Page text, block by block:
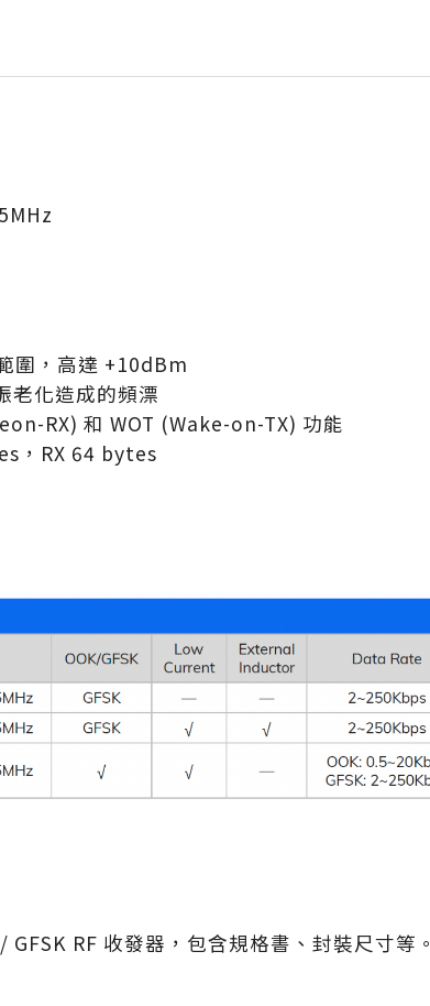
圍，高達 +10dBm
老化造成的頻漂
RX) 和 WOT (Wake-on-TX) 功能
，RX 64 bytes
GFSK RF 收發器，包含規格書、封裝尺寸等。